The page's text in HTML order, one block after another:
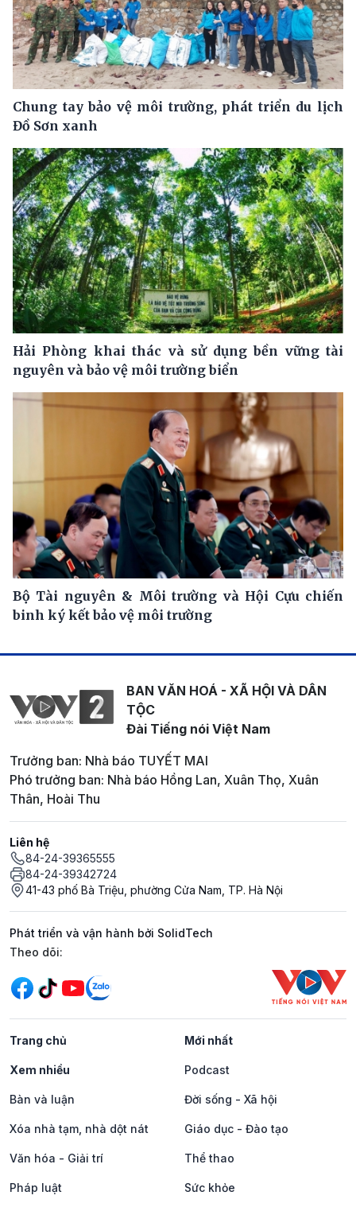
Chung tay bảo vệ môi trường, phát triển du lịch
Đồ Sơn xanh
Hải Phòng khai thác và sử dụng bền vững tài
nguyên và bảo vệ môi trường biển
Bộ Tài nguyên & Môi trường và Hội Cựu chiến
binh ký kết bảo vệ môi trường
BAN VĂN HOÁ - XÃ HỘI VÀ DÂN
TỘC
Đài Tiếng nói Việt Nam
Trưởng ban: Nhà báo TUYẾT MAI
Phó trưởng ban: Nhà báo Hồng Lan, Xuân Thọ, Xuân
Thân, Hoài Thu
Liên hệ
84-24-39365555
84-24-39342724
41-43 phố Bà Triệu, phường Cửa Nam, TP. Hà Nội
Phát triển và vận hành bởi SolidTech
Mạng xã hội
Theo dõi:
Trang chủ Mới nhất
Xem nhiều Podcast
Bàn và luận Đời sống - Xã hội
Xóa nhà tạm, nhà dột nát Giáo dục - Đào tạo
Văn hóa - Giải trí Thể thao
Pháp luật Sức khỏe